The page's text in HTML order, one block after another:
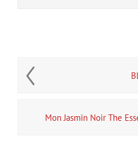
Mon Jasmin Noir The